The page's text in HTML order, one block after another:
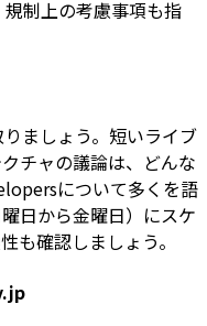
規制上の考慮事項も指
ましょう。短いライブ
チャの議論は、どんな
について多くを語
日から金曜日）にスケ
も確認しましょう。